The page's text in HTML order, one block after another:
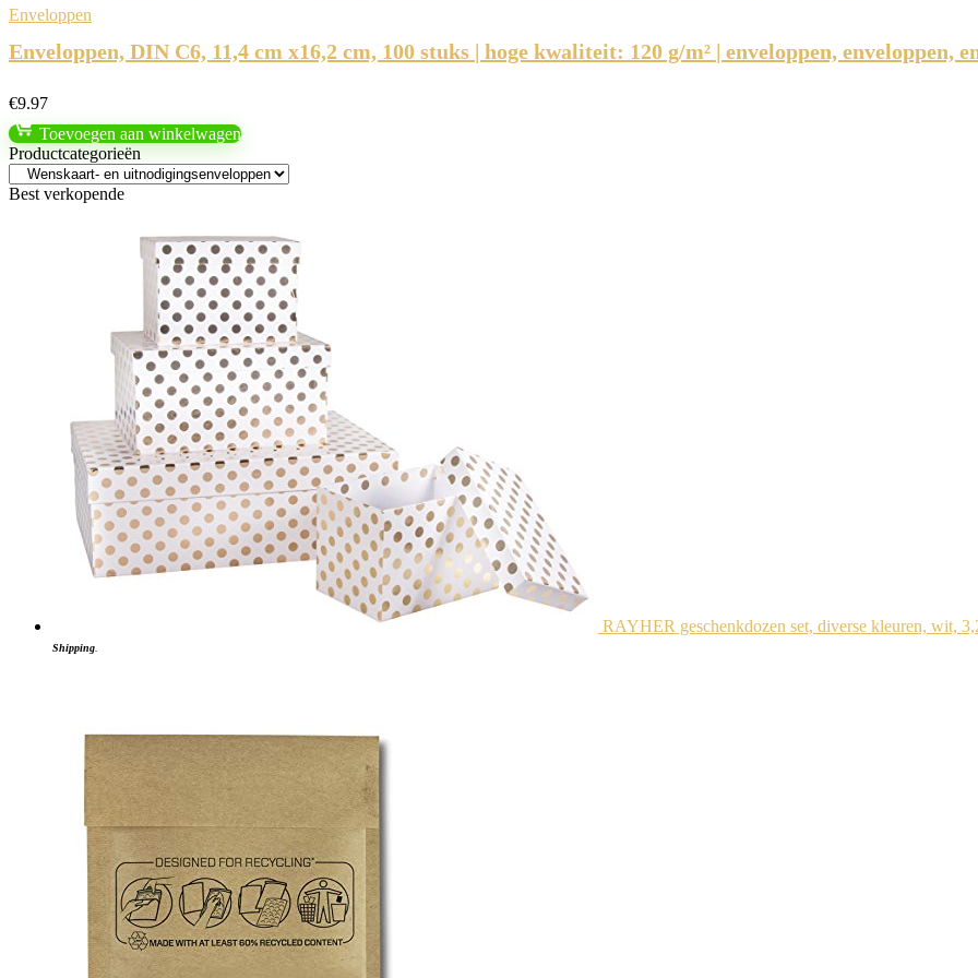
Enveloppen
Enveloppen, DIN C6, 11,4 cm x16,2 cm, 100 stuks | hoge kwaliteit: 120 g/m² | enveloppen, enveloppen,
€9.97
Toevoegen aan winkelwagen
Productcategorieën
Best verkopende
RAYHER geschenkdozen set, diverse kleuren, wit,
Shipping